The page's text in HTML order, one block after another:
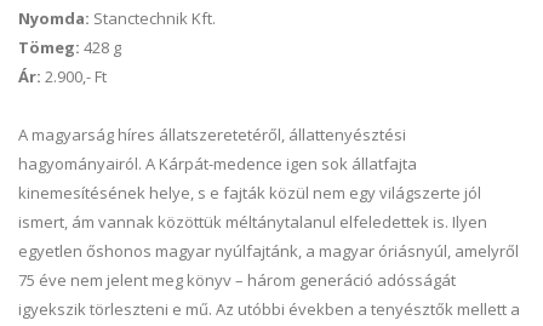
Nyomda: Stanctechnik Kft.
Tömeg: 428 g
Ár: 2.900,- Ft
A magyarság híres állatszeretetéről, állattenyésztési
hagyományairól. A Kárpát-medence igen sok állatfajta
kinemesítésének helye, s e fajták közül nem egy világszerte jól
ismert, ám vannak közöttük méltánytalanul elfeledettek is. Ilyen
egyetlen őshonos magyar nyúlfajtánk, a magyar óriásnyúl, amelyről
75 éve nem jelent meg könyv – három generáció adósságát
igyekszik törleszteni e mű. Az utóbbi években a tenyésztők mellett a